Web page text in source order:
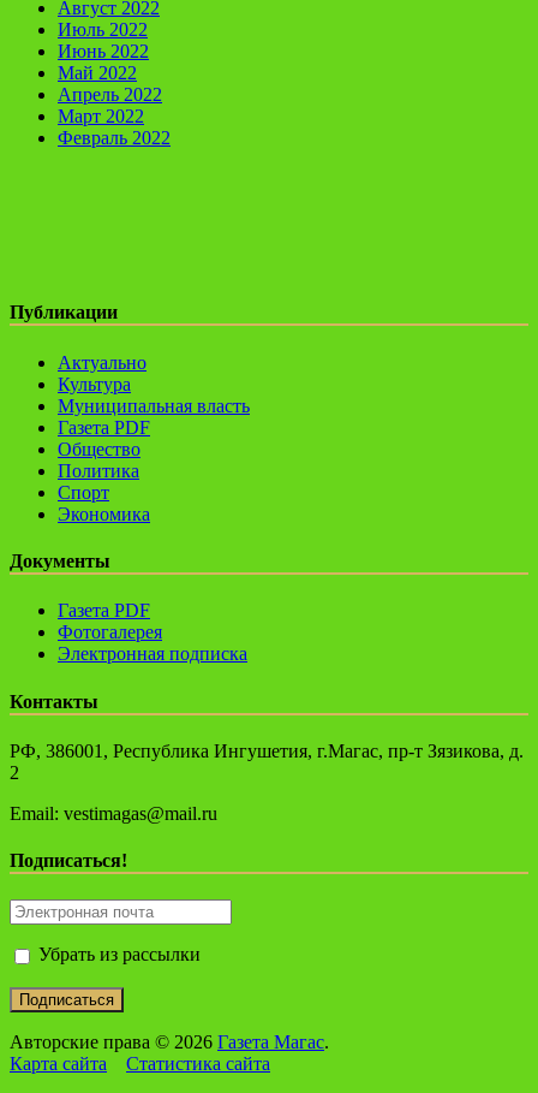
Август 2022
Июль 2022
Июнь 2022
Май 2022
Апрель 2022
Март 2022
Февраль 2022
Публикации
Актуально
Культура
Муниципальная власть
Газета PDF
Общество
Политика
Спорт
Экономика
Документы
Газета PDF
Фотогалерея
Электронная подписка
Контакты
РФ, 386001, Республика Ингушетия, г.Магас, пр-т Зязикова, д.
2
Email: vestimagas@mail.ru
Подписаться!
Убрать из рассылки
Авторские права © 2026 Газета Магас.
Карта сайта
Статистика сайта